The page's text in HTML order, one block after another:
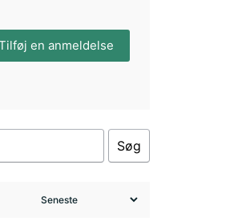
en anmeldelse
Søg